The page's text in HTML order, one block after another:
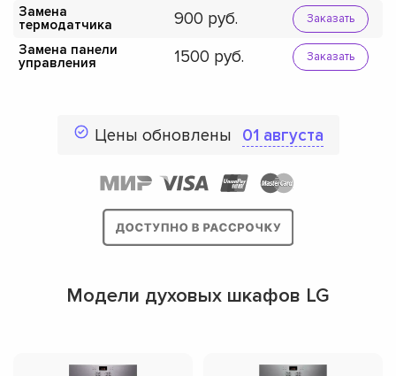
Замена
термодатчика
900 Заказать
Замена панели
управления
1500 Заказать
Цены обновлены 01 августа
Модели духовых шкафов LG